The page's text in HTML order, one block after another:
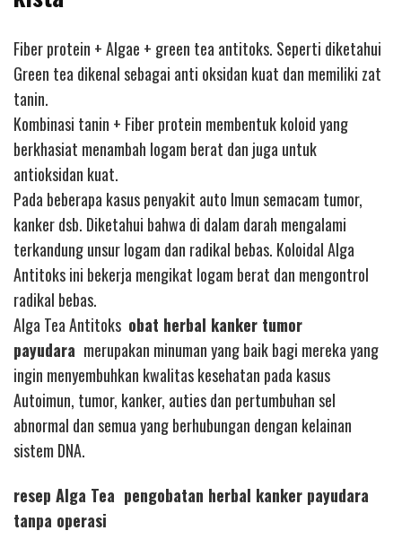
Fiber protein + Algae + green tea antitoks. Seperti diketahui
Green tea dikenal sebagai anti oksidan kuat dan memiliki zat
tanin.
Kombinasi tanin + Fiber protein membentuk koloid yang
berkhasiat menambah logam berat dan juga untuk
antioksidan kuat.
Pada beberapa kasus penyakit auto Imun semacam tumor,
kanker dsb. Diketahui bahwa di dalam darah mengalami
terkandung unsur logam dan radikal bebas. Koloidal Alga
Antitoks ini bekerja mengikat logam berat dan mengontrol
radikal bebas.
Alga Tea Antitoks obat herbal kanker tumor
payudara merupakan minuman yang baik bagi mereka yang
ingin menyembuhkan kwalitas kesehatan pada kasus
Autoimun, tumor, kanker, auties dan pertumbuhan sel
abnormal dan semua yang berhubungan dengan kelainan
sistem DNA.
resep Alga Tea pengobatan herbal kanker payudara
tanpa operasi